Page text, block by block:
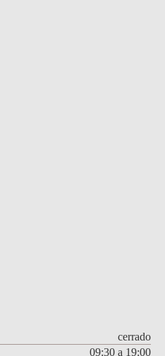
cerrado
09:30 a 19:00